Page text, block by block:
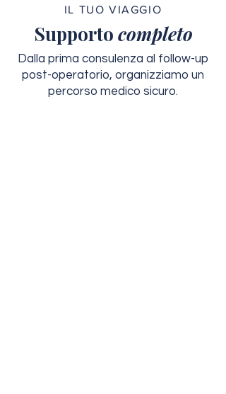
IL TUO VIAGGIO
Supporto completo
Dalla prima consulenza al follow-up
post-operatorio, organizziamo un
percorso medico sicuro.